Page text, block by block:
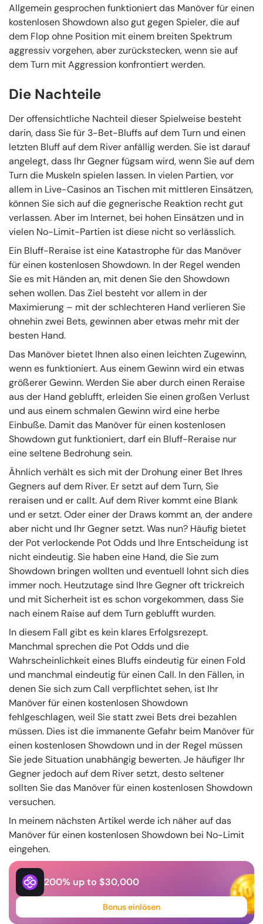
Allgemein gesprochen funktioniert das Manöver für einen
kostenlosen Showdown also gut gegen Spieler, die auf
dem Flop ohne Position mit einem breiten Spektrum
aggressiv vorgehen, aber zurückstecken, wenn sie auf
dem Turn mit Aggression konfrontiert werden.
Die Nachteile
Der offensichtliche Nachteil dieser Spielweise besteht
darin, dass Sie für 3-Bet-Bluffs auf dem Turn und einen
letzten Bluff auf dem River anfällig werden. Sie ist darauf
angelegt, dass Ihr Gegner fügsam wird, wenn Sie auf dem
Turn die Muskeln spielen lassen. In vielen Partien, vor
allem in Live-Casinos an Tischen mit mittleren Einsätzen,
können Sie sich auf die gegnerische Reaktion recht gut
verlassen. Aber im Internet, bei hohen Einsätzen und in
vielen No-Limit-Partien ist diese nicht so verlässlich.
Ein Bluff-Reraise ist eine Katastrophe für das Manöver
für einen kostenlosen Showdown. In der Regel wenden
Sie es mit Händen an, mit denen Sie den Showdown
sehen wollen. Das Ziel besteht vor allem in der
Maximierung – mit der schlechteren Hand verlieren Sie
ohnehin zwei Bets, gewinnen aber etwas mehr mit der
besten Hand.
Das Manöver bietet Ihnen also einen leichten Zugewinn,
wenn es funktioniert. Aus einem Gewinn wird ein etwas
größerer Gewinn. Werden Sie aber durch einen Reraise
aus der Hand geblufft, erleiden Sie einen großen Verlust
und aus einem schmalen Gewinn wird eine herbe
Einbuße. Damit das Manöver für einen kostenlosen
Showdown gut funktioniert, darf ein Bluff-Reraise nur
eine seltene Bedrohung sein.
Ähnlich verhält es sich mit der Drohung einer Bet Ihres
Gegners auf dem River. Er setzt auf dem Turn, Sie
reraisen und er callt. Auf dem River kommt eine Blank
und er setzt. Oder einer der Draws kommt an, der andere
aber nicht und Ihr Gegner setzt. Was nun? Häufig bietet
der Pot verlockende Pot Odds und Ihre Entscheidung ist
nicht eindeutig. Sie haben eine Hand, die Sie zum
Showdown bringen wollten und eventuell lohnt sich dies
immer noch. Heutzutage sind Ihre Gegner oft trickreich
und mit Sicherheit ist es schon vorgekommen, dass Sie
nach einem Raise auf dem Turn geblufft wurden.
In diesem Fall gibt es kein klares Erfolgsrezept.
Manchmal sprechen die Pot Odds und die
Wahrscheinlichkeit eines Bluffs eindeutig für einen Fold
und manchmal eindeutig für einen Call. In den Fällen, in
denen Sie sich zum Call verpflichtet sehen, ist Ihr
Manöver für einen kostenlosen Showdown
fehlgeschlagen, weil Sie statt zwei Bets drei bezahlen
müssen. Dies ist die immanente Gefahr beim Manöver für
einen kostenlosen Showdown und in der Regel müssen
Sie jede Situation unabhängig bewerten. Je häufiger Ihr
Gegner jedoch auf dem River setzt, desto seltener
sollten Sie das Manöver für einen kostenlosen Showdown
versuchen.
In meinem nächsten Artikel werde ich näher auf das
Manöver für einen kostenlosen Showdown bei No-Limit
eingehen.
200% up to $30,000
Bonus einlösen